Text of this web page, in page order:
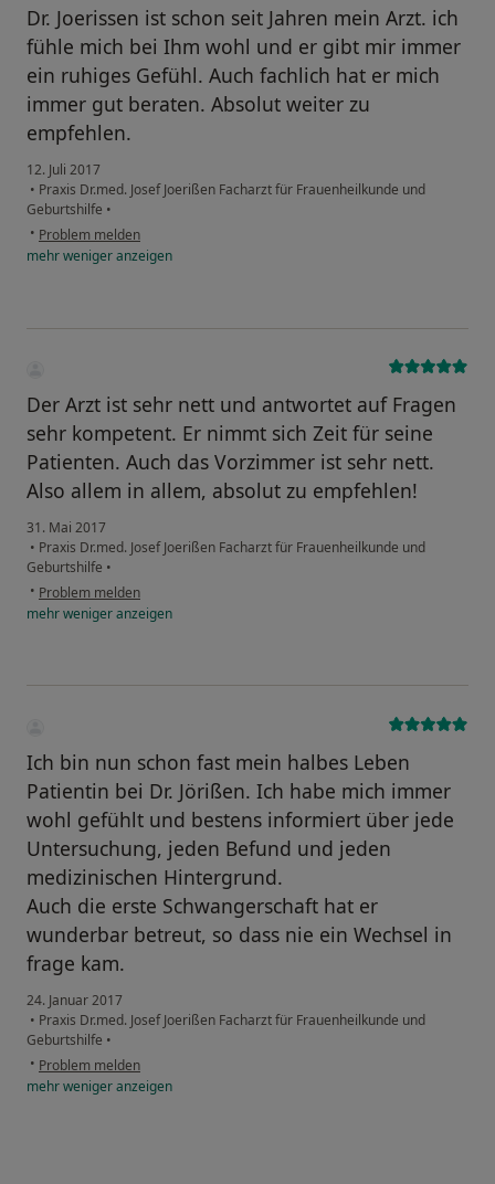
Dr. Joerissen ist schon seit Jahren mein Arzt. ich
fühle mich bei Ihm wohl und er gibt mir immer
ein ruhiges Gefühl. Auch fachlich hat er mich
immer gut beraten. Absolut weiter zu
empfehlen.
12. Juli 2017
• Praxis Dr.med. Josef Joerißen Facharzt für Frauenheilkunde und
Geburtshilfe •
• Problem melden
mehrwenigeranzeigen
Der Arzt ist sehr nett und antwortet auf Fragen
sehr kompetent. Er nimmt sich Zeit für seine
Patienten. Auch das Vorzimmer ist sehr nett.
Also allem in allem, absolut zu empfehlen!
31. Mai 2017
• Praxis Dr.med. Josef Joerißen Facharzt für Frauenheilkunde und
Geburtshilfe •
• Problem melden
mehrwenigeranzeigen
Ich bin nun schon fast mein halbes Leben
Patientin bei Dr. Jörißen. Ich habe mich immer
wohl gefühlt und bestens informiert über jede
Untersuchung, jeden Befund und jeden
medizinischen Hintergrund.
Auch die erste Schwangerschaft hat er
wunderbar betreut, so dass nie ein Wechsel in
frage kam.
24. Januar 2017
• Praxis Dr.med. Josef Joerißen Facharzt für Frauenheilkunde und
Geburtshilfe •
• Problem melden
mehrwenigeranzeigen